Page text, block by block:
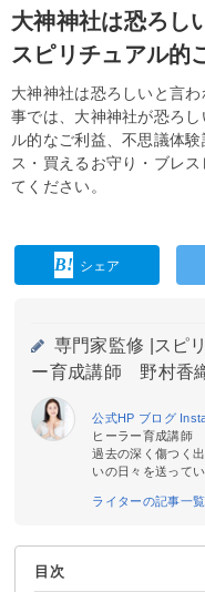
大神神社は恐ろし
スピリチュアル的
大神神社は恐ろしいと言
事では、大神神社が恐ろ
ル的なご利益、不思議体
ス・買えるお守り・ブレ
てください。
シェア
専門家監修 |
スピ
ー育成講師 野村香
公式HP ブログ
ヒーラー育成講師
過去の深く傷つく
いの日々を送って
ライターの記事一覧
目次